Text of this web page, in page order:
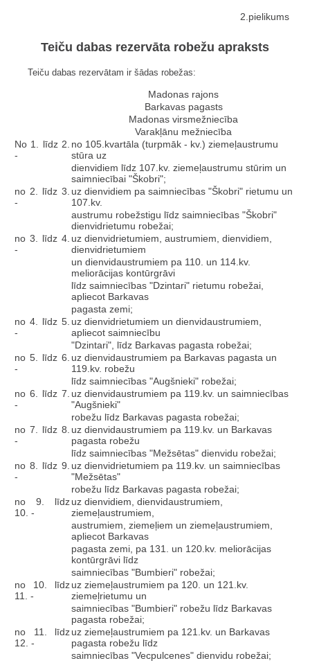
2.pielikums
Teiču dabas rezervāta robežu apraksts
Teiču dabas rezervātam ir šādas robežas:
Madonas rajons
Barkavas pagasts
Madonas virsmežniecība
Varakļānu mežniecība
No 1. līdz 2.
-
no 105.kvartāla (turpmāk - kv.) ziemeļaustrumu
stūra uz
dienvidiem līdz 107.kv. ziemeļaustrumu stūrim un
saimniecībai "Škobri";
no 2. līdz 3.
-
uz dienvidiem pa saimniecības "Škobri" rietumu un
107.kv.
austrumu robežstigu līdz saimniecības "Škobri"
dienvidrietumu robežai;
no 3. līdz 4.
-
uz dienvidrietumiem, austrumiem, dienvidiem,
dienvidrietumiem
un dienvidaustrumiem pa 110. un 114.kv.
meliorācijas kontūrgrāvi
līdz saimniecības "Dzintari" rietumu robežai,
apliecot Barkavas
pagasta zemi;
no 4. līdz 5.
-
uz dienvidrietumiem un dienvidaustrumiem,
apliecot saimniecību
"Dzintari", līdz Barkavas pagasta robežai;
no 5. līdz 6.
-
uz dienvidaustrumiem pa Barkavas pagasta un
119.kv. robežu
līdz saimniecības "Augšnieki" robežai;
no 6. līdz 7.
-
uz dienvidaustrumiem pa 119.kv. un saimniecības
"Augšnieki"
robežu līdz Barkavas pagasta robežai;
no 7. līdz 8.
-
uz dienvidaustrumiem pa 119.kv. un Barkavas
pagasta robežu
līdz saimniecības "Mežsētas" dienvidu robežai;
no 8. līdz 9.
-
uz dienvidrietumiem pa 119.kv. un saimniecības
"Mežsētas"
robežu līdz Barkavas pagasta robežai;
no 9. līdz
10. -
uz dienvidiem, dienvidaustrumiem,
ziemeļaustrumiem,
austrumiem, ziemeļiem un ziemeļaustrumiem,
apliecot Barkavas
pagasta zemi, pa 131. un 120.kv. meliorācijas
kontūrgrāvi līdz
saimniecības "Bumbieri" robežai;
no 10. līdz
11. -
uz ziemeļaustrumiem pa 120. un 121.kv.
ziemeļrietumu un
saimniecības "Bumbieri" robežu līdz Barkavas
pagasta robežai;
no 11. līdz
12. -
uz ziemeļaustrumiem pa 121.kv. un Barkavas
pagasta robežu līdz
saimniecības "Vecpulcenes" dienvidu robežai;